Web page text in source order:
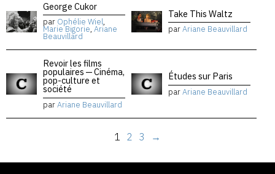
George Cukor
par Ophélie Wiel,
Marie Bigorie, Ariane
Beauvillard
Take This Waltz
parAriane Beauvillard
Revoir les films
populaires — Cinéma,
pop-culture et
société
parAriane Beauvillard
Études sur Paris
parAriane Beauvillard
1 2 3 →